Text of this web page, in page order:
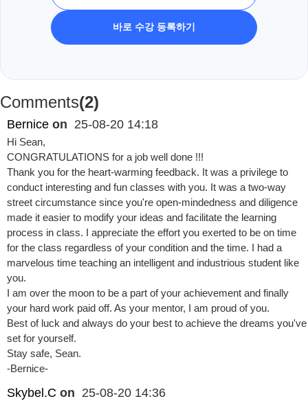
바로 수강 등록하기
Comments(2)
Bernice on 25-08-20 14:18
Hi Sean,
CONGRATULATIONS for a job well done !!!
Thank you for the heart-warming feedback. It was a privilege to
conduct interesting and fun classes with you. It was a two-way
street circumstance since you're open-mindedness and diligence
made it easier to modify your ideas and facilitate the learning
process in class. I appreciate the effort you exerted to be on time
for the class regardless of your condition and the time. I had a
marvelous time teaching an intelligent and industrious student like
you.
I am over the moon to be a part of your achievement and finally
your hard work paid off. As your mentor, I am proud of you.
Best of luck and always do your best to achieve the dreams you've
set for yourself.
Stay safe, Sean.
-Bernice-
Skybel.C on 25-08-20 14:36